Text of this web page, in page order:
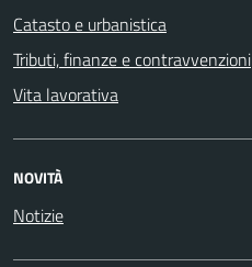
Catasto e urbanistica
Tributi, finanze e contravvenzioni
Vita lavorativa
NOVITÀ
Notizie